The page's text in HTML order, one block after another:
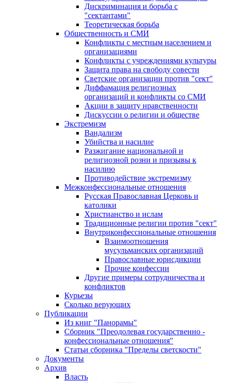
Дискриминация и борьба с
"сектантами"
Теоретическая борьба
Общественность и СМИ
Конфликты с местным населением и
организациями
Конфликты с учреждениями культуры
Защита права на свободу совести
Светские организации против "сект"
Диффамация религиозных
организаций и конфликты со СМИ
Акции в защиту нравственности
Дискуссии о религии и обществе
Экстремизм
Вандализм
Убийства и насилие
Разжигание национальной и
религиозной розни и призывы к
насилию
Противодействие экстремизму
Межконфессиональные отношения
Русская Православная Церковь и
католики
Христианство и ислам
Традиционные религии против "сект"
Внутриконфессиональные отношения
Взаимоотношения
мусульманских организаций
Православные юрисдикции
Прочие конфессии
Другие примеры сотрудничества и
конфликтов
Курьезы
Сколько верующих
Публикации
Из книг "Панорамы"
Сборник "Преодолевая государственно -
конфессиональные отношения"
Статьи сборника "Пределы светскости"
Документы
Архив
Власть